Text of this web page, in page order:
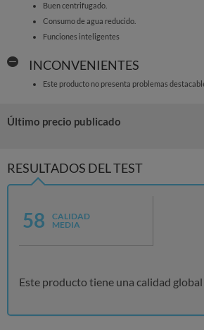
Buen centrifugado.
Consumo de agua reducido.
Funciones inteligentes
INCONVENIENTES
Este producto no presenta problemas
Último precio publicado
RESULTADOS DEL TEST
58
CALIDAD
MEDIA
Este producto tiene una calidad